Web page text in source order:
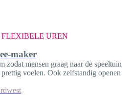
UREN
maker
zodat mensen graag naar de speeltuin
voelen. Ook zelfstandig openen